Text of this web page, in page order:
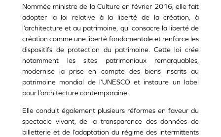
Nommée ministre de la Culture en février 2016, elle fait
adopter la loi relative à la liberté de la création, à
l’architecture et au patrimoine, qui consacre la liberté de
création comme une liberté fondamentale et renforce les
dispositifs de protection du patrimoine. Cette loi crée
notamment les sites patrimoniaux remarquables,
modernise la prise en compte des biens inscrits au
patrimoine mondial de l’UNESCO et instaure un label
pour l’architecture contemporaine.
Elle conduit également plusieurs réformes en faveur du
spectacle vivant, de la transparence des données de
billetterie et de l’adaptation du régime des intermittents